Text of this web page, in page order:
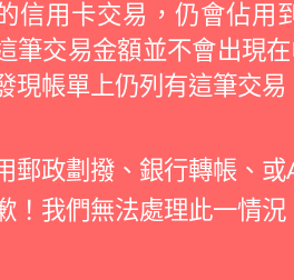
信用卡交易，仍會佔用
筆交易金額並不會出現
現帳單上仍列有這筆交
郵政劃撥、銀行轉帳、
！我們無法處理此一情